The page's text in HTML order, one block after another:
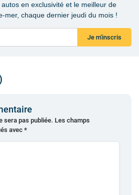
en exclusivité et le meilleur de
mer, chaque dernier jeudi du mois !
Je m'inscris
sera pas publiée. Les champs
avec *